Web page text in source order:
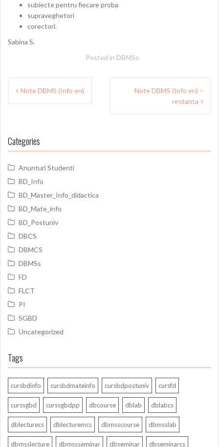
subiecte pentru fiecare proba
supraveghetori
corectori.
Sabina S.
Posted in DBMSs
Post
navigation
Note DBMS (Info en)
Note DBMS (Info en) –
restanta
Categories
Anunturi Studenti
BD_Info
BD_Master_Info_didactica
BD_Mate_info
BD_Postuniv
DBCS
DBMCS
DBMSs
FD
FLCT
PI
SGBD
Uncategorized
Tags
cursbdinfo cursbdmateinfo cursbdpostuniv cursfd
curssgbd curssgbdpp dbcourse dblab dblabcs
dblecturecs dblecturemcs dbmsscourse dbmsslab
dbmsslecture dbmssseminar dbseminar dbseminarcs